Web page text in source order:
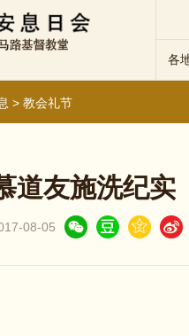
各
> 教会礼节
道友施洗纪实
08-05